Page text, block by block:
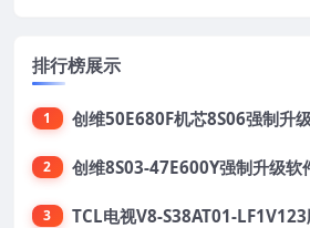
排行榜展示
1 创维50E680F机芯8S06强制升
2 创维8S03-47E600Y强制升级软
3